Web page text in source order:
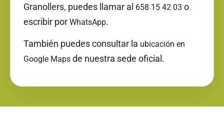
Granollers, puedes llamar al 658 15 42 03 o
escribir por WhatsApp.
También puedes consultar la ubicación en
Google Maps de nuestra sede oficial.